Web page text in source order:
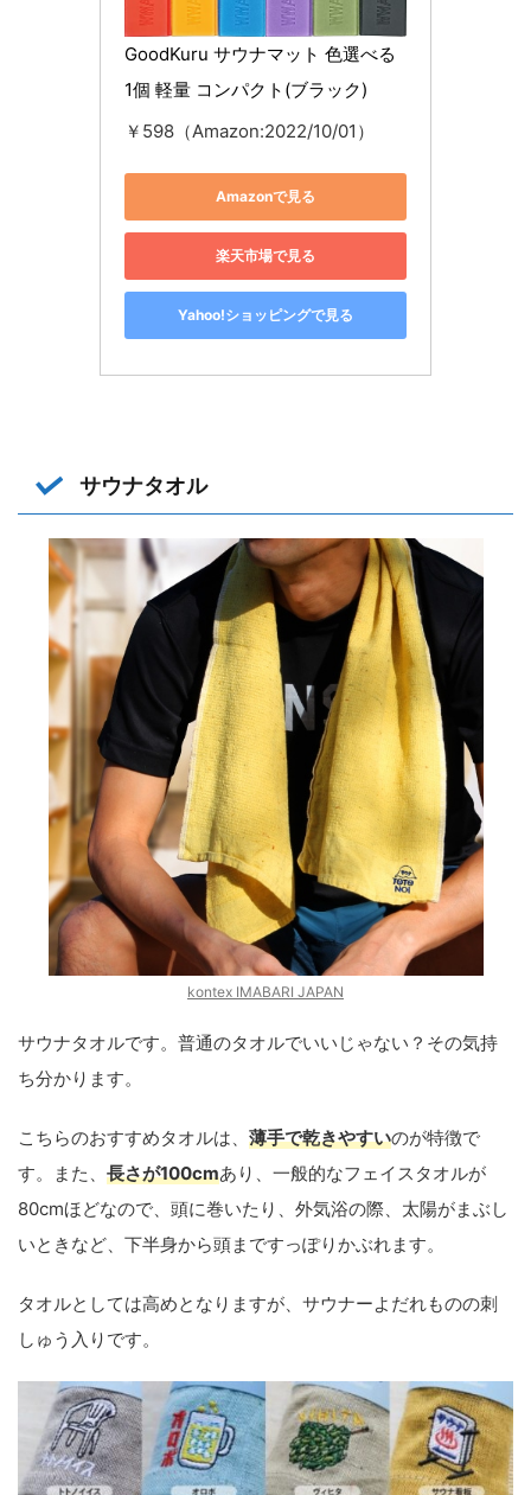
GoodKuru サウナマット 色選べる
1個 軽量 コンパクト(ブラック)
￥598（Amazon:2022/10/01）
Amazonで見る
楽天市場で見る
Yahoo!ショッピングで見る
サウナタオル
kontex IMABARI JAPAN
サウナタオルです。普通のタオルでいいじゃない？その気持
ち分かります。
こちらのおすすめタオルは、 薄手で乾きやすいのが特徴で
す。また、 長さが100cmあり、一般的なフェイスタオルが
80cmほどなので、頭に巻いたり、外気浴の際、太陽がまぶし
いときなど、下半身から頭まですっぽりかぶれます。
タオルとしては高めとなりますが、サウナーよだれものの刺
しゅう入りです。